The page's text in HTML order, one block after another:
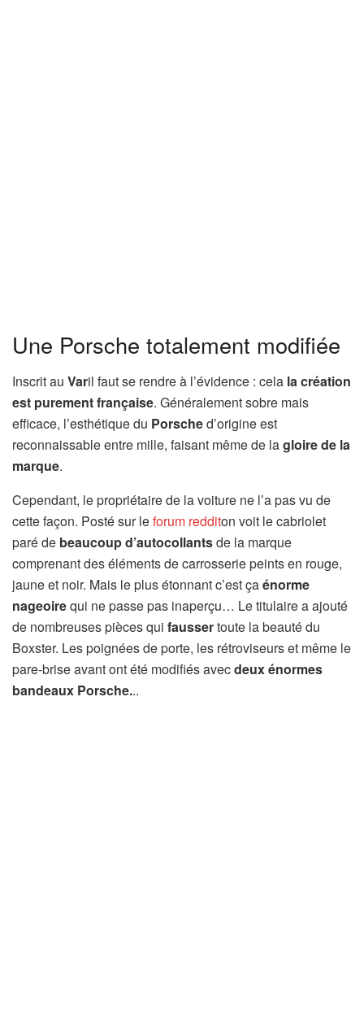
Une Porsche totalement modifiée
Inscrit au Varil faut se rendre à l’évidence : cela la création
est purement française. Généralement sobre mais
efficace, l’esthétique du Porsched’origine est
reconnaissable entre mille, faisant même de lagloire de la
marque.
Cependant, le propriétaire de la voiture ne l’a pas vu de
cette façon. Posté sur leforum redditon voit le cabriolet
paré de beaucoup d’autocollantsde la marque
comprenant des éléments de carrosserie peints en rouge,
jaune et noir. Mais le plus étonnant c’est çaénorme
nageoirequi ne passe pas inaperçu… Le titulaire a ajouté
de nombreuses pièces qui faussertoute la beauté du
Boxster. Les poignées de porte, les rétroviseurs et même le
pare-brise avant ont été modifiés avecdeux énormes
bandeaux Porsche...